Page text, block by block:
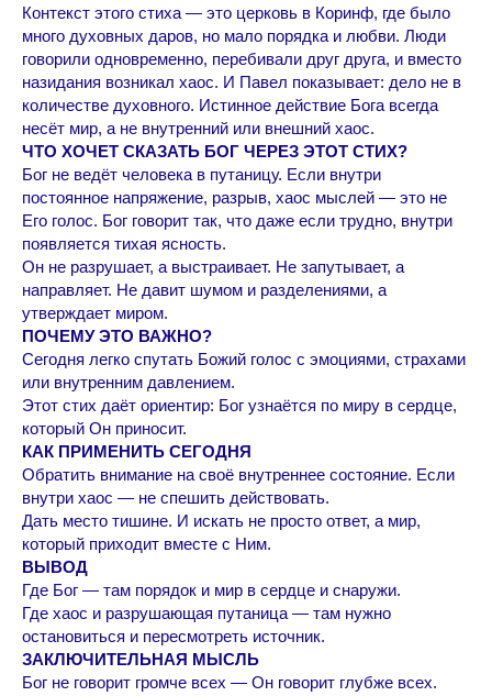
Контекст этого стиха — это церковь в Коринф, где было
много духовных даров, но мало порядка и любви. Люди
говорили одновременно, перебивали друг друга, и вместо
назидания возникал хаос. И Павел показывает: дело не в
количестве духовного. Истинное действие Бога всегда
несёт мир, а не внутренний или внешний хаос.
ЧТО ХОЧЕТ СКАЗАТЬ БОГ ЧЕРЕЗ ЭТОТ СТИХ?
Бог не ведёт человека в путаницу. Если внутри
постоянное напряжение, разрыв, хаос мыслей — это не
Его голос. Бог говорит так, что даже если трудно, внутри
появляется тихая ясность.
Он не разрушает, а выстраивает. Не запутывает, а
направляет. Не давит шумом и разделениями, а
утверждает миром.
ПОЧЕМУ ЭТО ВАЖНО?
Сегодня легко спутать Божий голос с эмоциями, страхами
или внутренним давлением.
Этот стих даёт ориентир: Бог узнаётся по миру в сердце,
который Он приносит.
КАК ПРИМЕНИТЬ СЕГОДНЯ
Обратить внимание на своё внутреннее состояние. Если
внутри хаос — не спешить действовать.
Дать место тишине. И искать не просто ответ, а мир,
который приходит вместе с Ним.
ВЫВОД
Где Бог — там порядок и мир в сердце и снаружи.
Где хаос и разрушающая путаница — там нужно
остановиться и пересмотреть источник.
ЗАКЛЮЧИТЕЛЬНАЯ МЫСЛЬ
Бог не говорит громче всех — Он говорит глубже всех.